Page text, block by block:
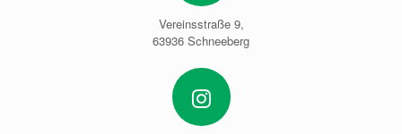
Vereinsstraße 9,
63936 Schneeberg